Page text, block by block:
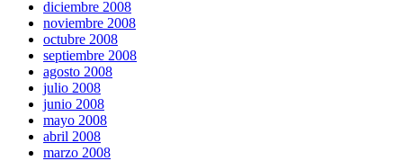
diciembre 2008
noviembre 2008
octubre 2008
septiembre 2008
agosto 2008
julio 2008
junio 2008
mayo 2008
abril 2008
marzo 2008